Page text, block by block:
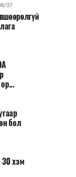
07
бол
30 хэм